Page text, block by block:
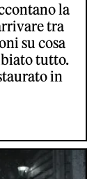
la
tra
su cosa
tutto.
in